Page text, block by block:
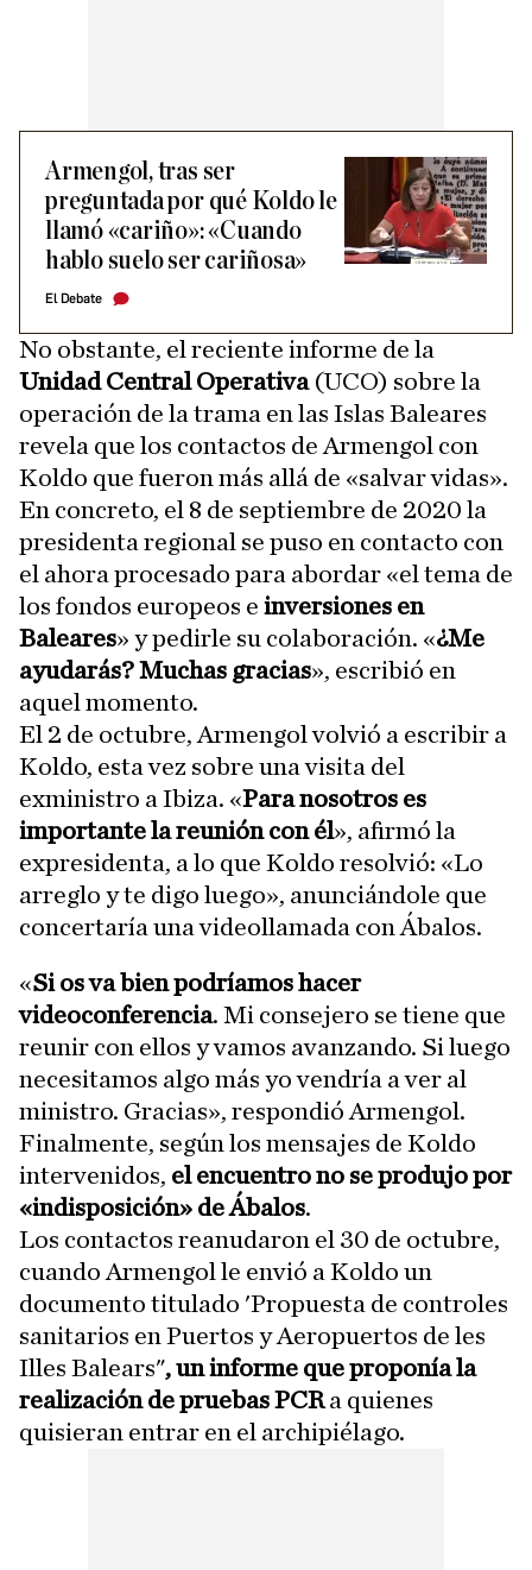
Armengol, tras ser
preguntada por qué Koldo le
llamó «cariño»: «Cuando
hablo suelo ser cariñosa»
El Debate
No obstante, el reciente informe de la
Unidad Central Operativa(UCO) sobre la
operación de la trama en las Islas Baleares
revela que los contactos de Armengol con
Koldo que fueron más allá de «salvar vidas».
En concreto, el 8 de septiembre de 2020 la
presidenta regional se puso en contacto con
el ahora procesado para abordar «el tema de
los fondos europeos e inversiones en
Baleares» y pedirle su colaboración. «¿Me
ayudarás? Muchas gracias», escribió en
aquel momento.
El 2 de octubre, Armengol volvió a escribir a
Koldo, esta vez sobre una visita del
exministro a Ibiza. «Para nosotros es
importante la reunión con él», afirmó la
expresidenta, a lo que Koldo resolvió: «Lo
arreglo y te digo luego», anunciándole que
concertaría una videollamada con Ábalos.
«Si os va bien podríamos hacer
videoconferencia. Mi consejero se tiene que
reunir con ellos y vamos avanzando. Si luego
necesitamos algo más yo vendría a ver al
ministro. Gracias», respondió Armengol.
Finalmente, según los mensajes de Koldo
intervenidos, el encuentro no se produjo por
«indisposición» de Ábalos.
Los contactos reanudaron el 30 de octubre,
cuando Armengol le envió a Koldo un
documento titulado 'Propuesta de controles
sanitarios en Puertos y Aeropuertos de les
Illes Balears", un informe que proponía la
realización de pruebas PCRa quienes
quisieran entrar en el archipiélago.